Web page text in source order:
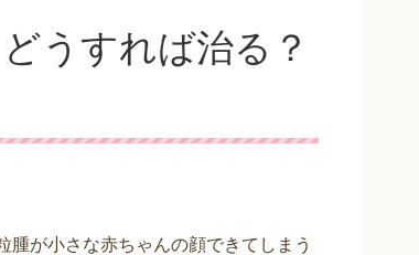
うすれば治る？
腫が小さな赤ちゃんの顔できてしまう